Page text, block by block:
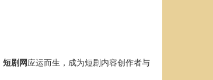
短剧网应运而生，成为短剧内容创作者与